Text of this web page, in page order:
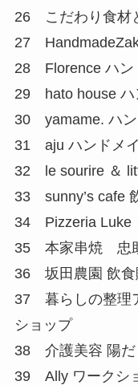
26 こだわり食材
27
28 Florence ハン
29 hato house ハ
30 yamame. ハン
31 aju ハンドメ
32 le sourire ＆
33 sunny’s cafe
34 Pizzeria Luke
35 本家串焼 忠
36 坂田農園 飲食
37 暮らしの整理
ショップ
38 介護美容 陽
39 Ally ワークシ